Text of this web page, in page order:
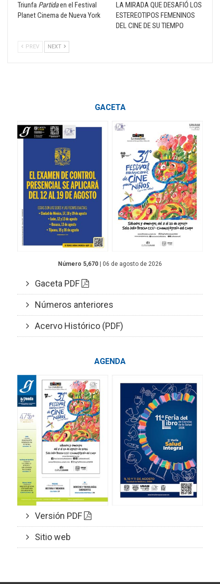
Triunfa Partidaen el Festival
Planet Cinema de Nueva York
LA MIRADA QUE DESAFIÓ LOS
ESTEREOTIPOS FEMENINOS
DEL CINE DE SU TIEMPO
PREV NEXT
GACETA
Número 5,670 | 06 de agosto de 2026
Gaceta PDF
Números anteriores
Acervo Histórico (PDF)
AGENDA
Versión PDF
Sitio web